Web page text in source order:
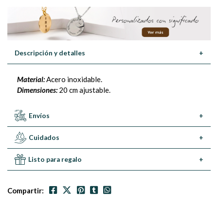
Descripción y detalles +
Material:Acero inoxidable.
Dimensiones:20 cm ajustable.
Envíos +
Cuidados +
Listo para regalo +
Compartir: